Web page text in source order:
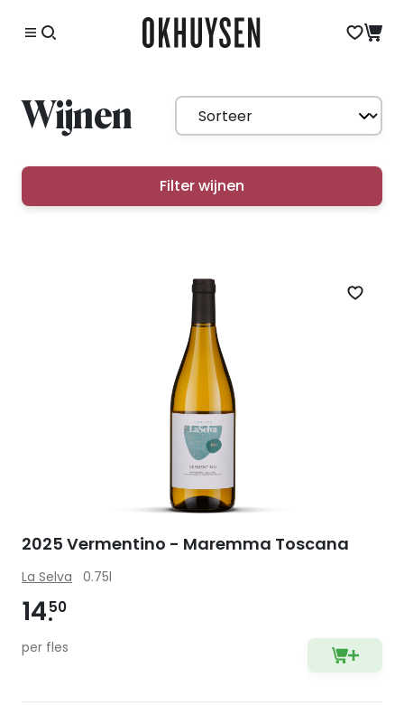
Wijnen
Filter wijnen
Zet
2025 Vermentino - Maremma Toscana
La Selva 0.75l
1450
per fles